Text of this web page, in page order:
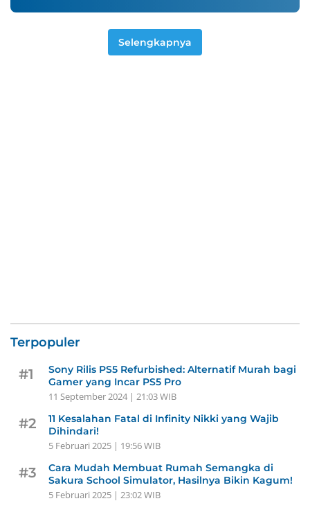
Selengkapnya
Terpopuler
#1
Sony Rilis PS5 Refurbished: Alternatif Murah bagi
Gamer yang Incar PS5 Pro
11 September 2024 | 21:03 WIB
#2
11 Kesalahan Fatal di Infinity Nikki yang Wajib
Dihindari!
5 Februari 2025 | 19:56 WIB
#3
Cara Mudah Membuat Rumah Semangka di
Sakura School Simulator, Hasilnya Bikin Kagum!
5 Februari 2025 | 23:02 WIB